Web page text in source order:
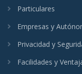
Particulares
Empresas y
Privacidad y
Facilidades y